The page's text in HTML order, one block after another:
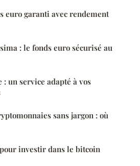
euro garanti avec rendement
: le fonds euro sécurisé au
: un service adapté à vos
sans jargon : où
investir dans le bitcoin